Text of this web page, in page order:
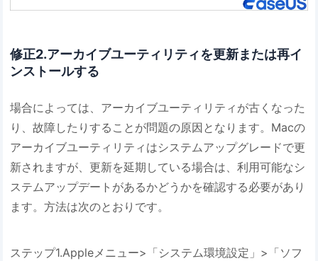
修正2.アーカイブユーティリティを更新または再イ
ンストールする
場合によっては、アーカイブユーティリティが古くなった
り、故障したりすることが問題の原因となります。Macの
アーカイブユーティリティはシステムアップグレードで更
新されますが、更新を延期している場合は、利用可能なシ
ステムアップデートがあるかどうかを確認する必要があり
ます。方法は次のとおりです。
ステップ1.Appleメニュー>「システム環境設定」>「ソフ